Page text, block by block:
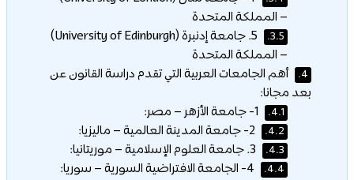
– المملكة المتحدة
3.5.
5. جامعة إدنبرة (University of Edinburgh)
– المملكة المتحدة
4.
أهم الجامعات العربية التي تقدم دراسة القانون عن
بعد مجانا:
4.1.
4.2.
4.3.
4.4.